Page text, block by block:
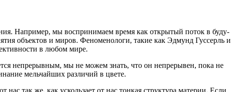
Напри­мер, мы вос­при­ни­ма­ем вре­мя как откры­тый поток в буду­
объ­ек­тов и миров. Фено­ме­но­ло­ги, такие как Эдмунд Гус­серль и
в любом мире.
непре­рыв­ным, мы не можем знать, что он непре­ры­вен, пока не
мель­чай­ших раз­ли­чий в цвете.
так же, как усколь­за­ет от нас тон­кая струк­ту­ра мате­рии. Если